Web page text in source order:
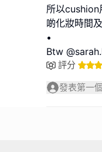
所以
啲化妝時間
•
Btw
評分
發表第一